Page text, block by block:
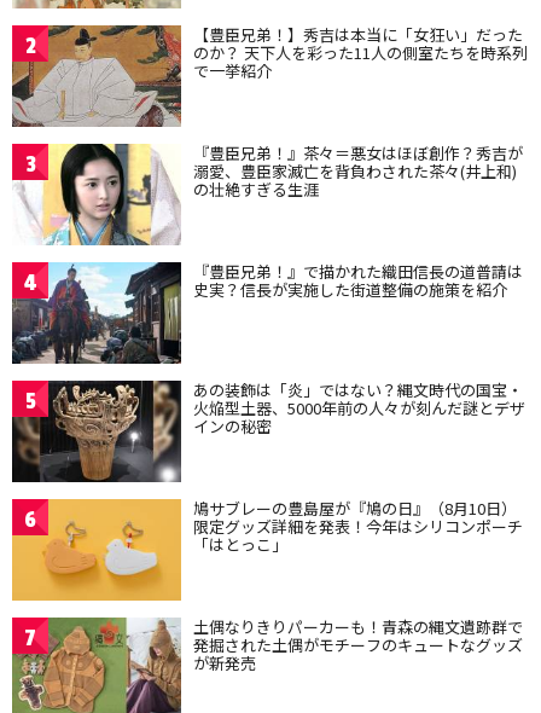
2 【豊臣兄弟！】秀吉は本当に「女狂い」だった
のか？ 天下人を彩った11人の側室たちを時系列
で一挙紹介
3 『豊臣兄弟！』茶々＝悪女はほぼ創作？秀吉が
溺愛、豊臣家滅亡を背負わされた茶々(井上和)
の壮絶すぎる生涯
4 『豊臣兄弟！』で描かれた織田信長の道普請は
史実？信長が実施した街道整備の施策を紹介
5 あの装飾は「炎」ではない？縄文時代の国宝・
火焔型土器、5000年前の人々が刻んだ謎とデザ
インの秘密
6 鳩サブレーの豊島屋が『鳩の日』（8月10日）
限定グッズ詳細を発表！今年はシリコンポーチ
「はとっこ」
7 土偶なりきりパーカーも！青森の縄文遺跡群で
発掘された土偶がモチーフのキュートなグッズ
が新発売